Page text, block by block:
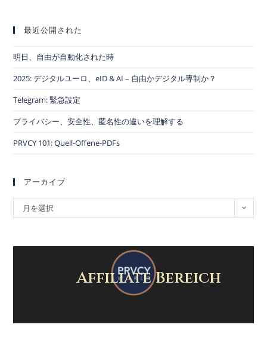
最近公開された
明日、自由が自動化された時
2025: デジタルユーロ、eID & AI – 自由かデジタル専制か？
Telegram: 緊急設定
プライバシー、安全性、匿名性の違いを理解する
PRVCY 101: Quell-Offene-PDFs
アーカイブ
月を選択
Affiliate Bereich